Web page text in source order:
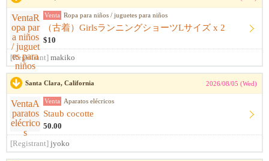
Venta Ropa para niños / juguetes para niños
（古着）GirlsランニングショーツLサイズ x 2
$10
[Registrant] makiko
Santa Clara, California 2026/08/05 (Wed)
Venta Aparatos elécricos
Staub cocotte
50.00
[Registrant] jyoko